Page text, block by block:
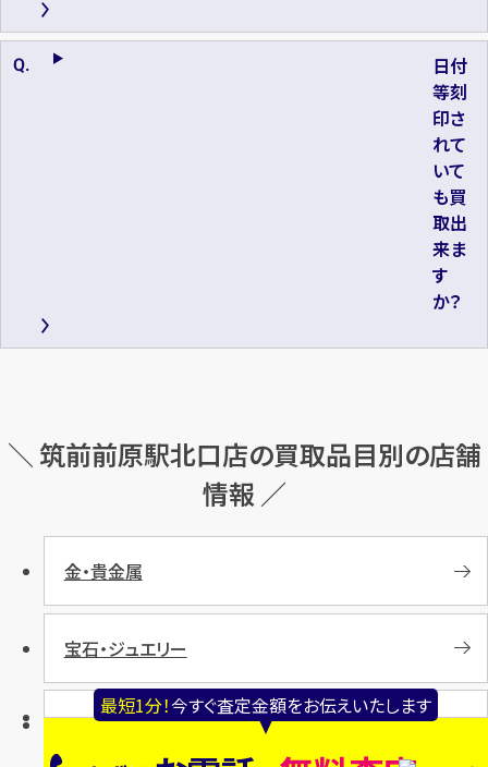
最短1分！今すぐ査定金額をお伝えいたします
日付
等刻
印さ
れて
いて
も買
取出
来ま
す
か？
＼ 筑前前原駅北口店の買取品目別の店舗
情報 ／
金・貴金属
宝石・ジュエリー
時計